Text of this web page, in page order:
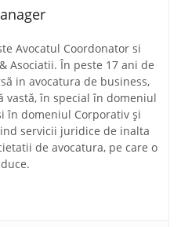
Avocatul Coordonator si
Asociatii. În peste 17 ani de
in avocatura de business,
vastă, în special în domeniul
în domeniul Corporativ și
servicii juridice de inalta
de avocatura, pe care o